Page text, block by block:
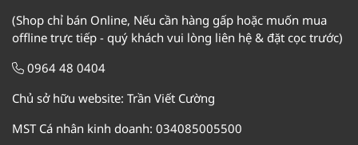
(Shop chỉ bán Online, Nếu cần hàng gấp hoặc muốn mua
offline trực tiếp - quý khách vui lòng liên hệ & đặt cọc trước)
0964 48 0404
Chủ sở hữu website: Trần Viết Cường
MST Cá nhân kinh doanh: 034085005500